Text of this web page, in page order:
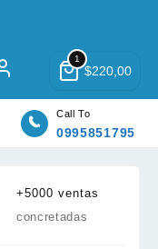
1
$220,00
Call To
0995851795
+5000 ventas
concretadas